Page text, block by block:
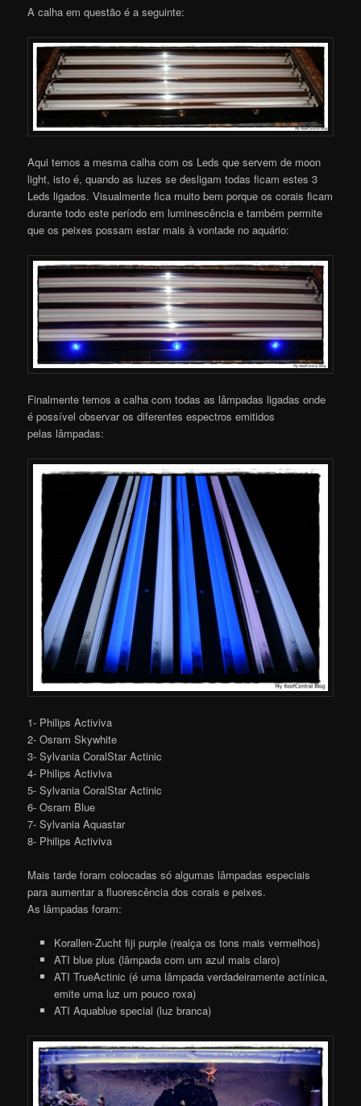
A calha em questão é a seguinte:
Aqui temos a mesma calha com os Leds que servem de moon
light, isto é, quando as luzes se desligam todas ficam estes 3
Leds ligados. Visualmente fica muito bem porque os corais ficam
durante todo este período em luminescência e também permite
que os peixes possam estar mais à vontade no aquário:
Finalmente temos a calha com todas as lâmpadas ligadas onde
é possível observar os diferentes espectros emitidos
pelas lâmpadas:
1- Philips Activiva
2- Osram Skywhite
3- Sylvania CoralStar Actinic
4- Philips Activiva
5- Sylvania CoralStar Actinic
6- Osram Blue
7- Sylvania Aquastar
8- Philips Activiva
Mais tarde foram colocadas só algumas lâmpadas especiais
para aumentar a fluorescência dos corais e peixes.
As lâmpadas foram:
Korallen-Zucht fiji purple (realça os tons mais vermelhos)
ATI blue plus (lâmpada com um azul mais claro)
ATI TrueActinic (é uma lâmpada verdadeiramente actínica,
emite uma luz um pouco roxa)
ATI Aquablue special (luz branca)